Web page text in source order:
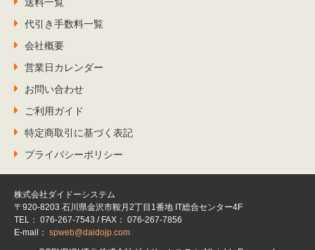
代引き手数料一覧
会社概要
営業日カレンダー
お問い合わせ
ご利用ガイド
特定商取引に基づく表記
プライバシーポリシー
株式会社ダイドーシステム
〒920-8203 石川県金沢市鞍月2丁目1番地 IT総合センター4F
TEL： 076-267-7543 / FAX： 076-267-7856
E-mail： spweb@daidojp.com